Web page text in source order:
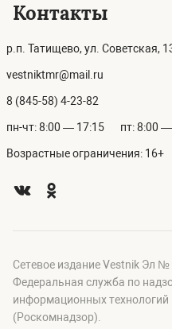
Контакты
р.п. Татищево, ул. Советская,
vestniktmr@mail.ru
8 (845-58) 4-23-82
пн-чт: 8:00 — 17:15 пт: 8:00
Возрастные ограничения: 16+
Сетевое издание Vestnik Эл
Федеральная служба по
информационных
(Роскомнадзор).